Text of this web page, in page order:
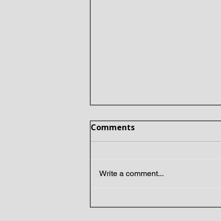
Comments
Write a comment...